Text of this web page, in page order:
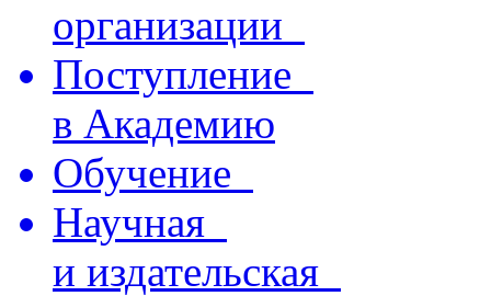
организации
Поступление
в Академию
Обучение
Научная
и издательская